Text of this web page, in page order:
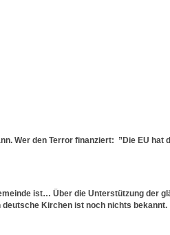
Wer den Terror finanziert: ”Die EU hat
ist… Über die Unterstützung der
Kirchen ist noch nichts bekannt.